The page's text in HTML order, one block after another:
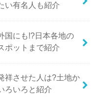
い有名人も紹介
国にも!?日本各地の
ポットまで紹介
祥させた人は?土地か
ろいろと紹介